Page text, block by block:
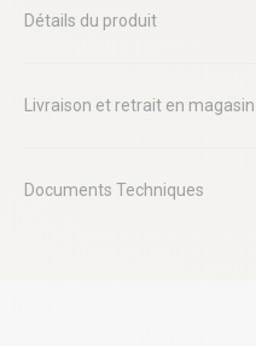
Détails du produit
Livraison et retrait en magasin
Documents Techniques